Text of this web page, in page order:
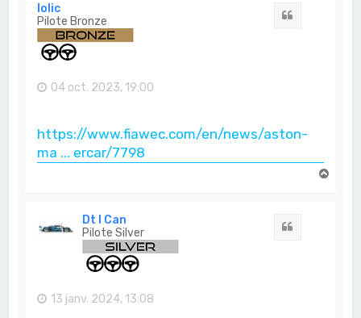
lolic
Pilote Bronze
04 oct. 2023, 19:00
https://www.fiawec.com/en/news/aston-
ma ... ercar/7798
Dt I Can
Pilote Silver
13 janv. 2024, 13:08